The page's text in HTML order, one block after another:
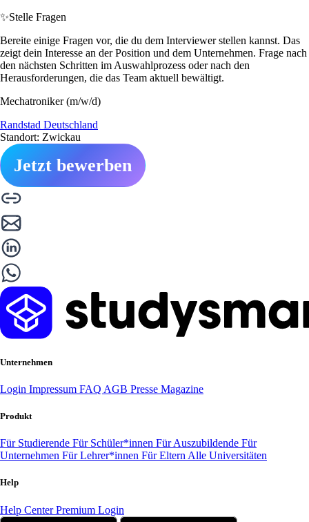
✨Stelle Fragen
Bereite einige Fragen vor, die du dem Interviewer stellen kannst. Das
zeigt dein Interesse an der Position und dem Unternehmen. Frage nach
den nächsten Schritten im Auswahlprozess oder nach den
Herausforderungen, die das Team aktuell bewältigt.
Mechatroniker (m/w/d)
Randstad Deutschland
Standort: Zwickau
Jetzt bewerben
Unternehmen
Login Impressum FAQ AGB Presse Magazine
Produkt
Für Studierende Für Schüler*innen Für Auszubildende Für
Unternehmen Für Lehrer*innen Für Eltern Alle Universitäten
Help
Help CenterPremium Login